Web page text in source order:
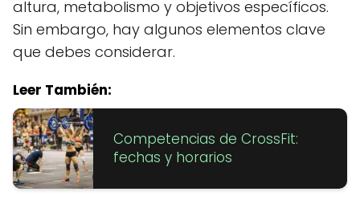
altura, metabolismo y objetivos específicos.
Sin embargo, hay algunos elementos clave
que debes considerar.
Leer También:
Competencias de CrossFit:
fechas y horarios